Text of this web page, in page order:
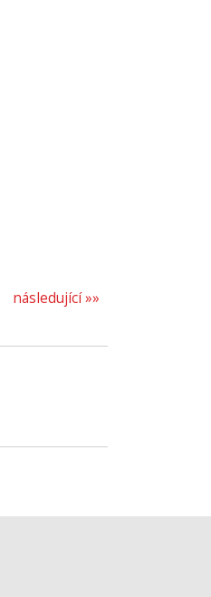
následující »»